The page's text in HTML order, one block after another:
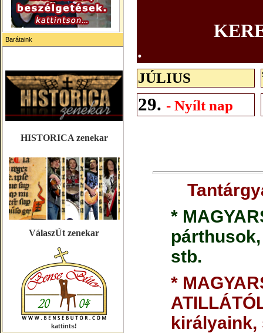
Barátaink
HISTORICA zenekar
VálaszÚt zenekar
kattints!
.
JÚLIUS
29. - Nyílt nap
*
stb.
*
királyaink,